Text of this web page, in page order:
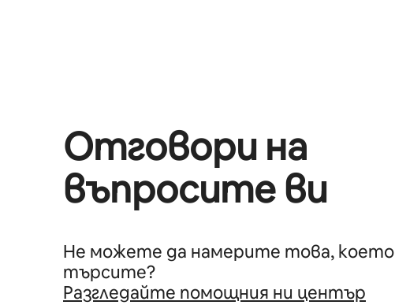
Отговори на
въпросите ви
Не можете да намерите това, което
търсите?
Разгледайте помощния ни център